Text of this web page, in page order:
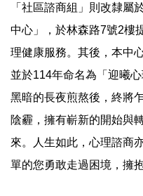
「社區諮商組」則改隸屬
中心」，於林森路7號2樓
理健康服務。其後，本中
並於114年命名為「迎曦
黑暗的長夜煎熬後，終將
陰霾，擁有嶄新的開始與
來。人生如此，心理諮商
單的您勇敢走過困境，擁